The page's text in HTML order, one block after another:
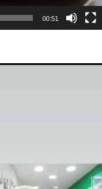
00:51